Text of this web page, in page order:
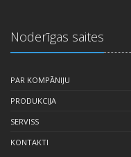
Noderīgas saites
PAR KOMPĀNIJU
PRODUKCIJA
SERVISS
KONTAKTI